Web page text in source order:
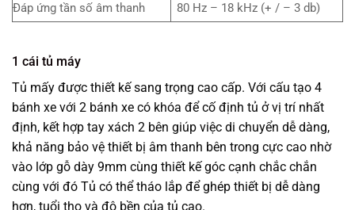
Đáp ứng tần số âm thanh
80 Hz – 18 kHz (+ / – 3 db)
1 cái tủ máy
Tủ mấy được thiết kế sang trọng cao cấp. Với cấu tạo 4
bánh xe với 2 bánh xe có khóa để cố định tủ ở vị trí nhất
định, kết hợp tay xách 2 bên giúp việc di chuyển dễ dàng,
khả năng bảo vệ thiết bị âm thanh bên trong cực cao nhờ
vào lớp gỗ dày 9mm cùng thiết kế góc cạnh chắc chắn
cùng với đó Tủ có thể tháo lắp để ghép thiết bị dễ dàng
hơn, tuổi thọ và độ bền của tủ cao.